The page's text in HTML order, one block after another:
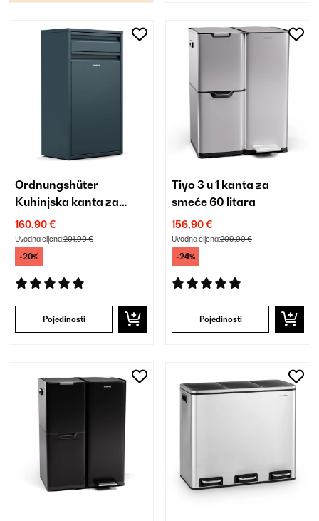
Ordnungshüter
Kuhinjska kanta za
smeće 50 L s ladicom
160,90 €
Uvodna cijena:201,90 €
-20%
Pojedinosti
Tiyo 3 u 1 kanta za
smeće 60 litara
156,90 €
Uvodna cijena:209,00 €
-24%
Pojedinosti